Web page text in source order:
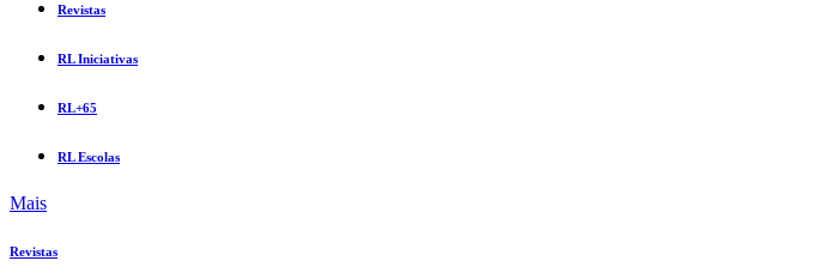
Revistas
RL Iniciativas
RL+65
RL Escolas
Mais
Revistas